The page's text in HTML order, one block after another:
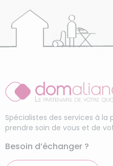
Spécialistes des services à la
prendre soin de vous et de
Besoin d’échanger ?